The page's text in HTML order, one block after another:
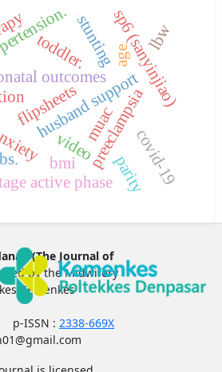
outcomes
preeclampsia
sp6 (sanyinjiao)
active phase
husband support
toddler.
video
flipsheets
covid-19
stuntingage
parity
muac
bmi
lbw
(The Journal of
by the Midwifery
Kemenkes
ISSN : 2338-669X